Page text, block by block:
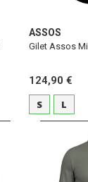
ASSOS
Gilet Assos
124,90 €
S
L